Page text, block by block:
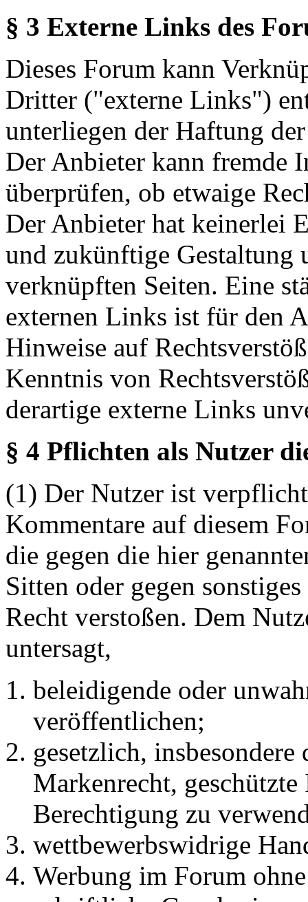
§ 3 Externe Links des
Dieses Forum kann
Dritter ("externe Links")
unterliegen der Haftung
Der Anbieter kann fremde
überprüfen, ob etwaige
Der Anbieter hat keinerlei
und zukünftige Gestaltung
verknüpften Seiten. Eine
externen Links ist für den
Hinweise auf
Kenntnis von
derartige externe Links
§ 4 Pflichten als Nutzer
(1) Der Nutzer ist
Kommentare auf diesem
die gegen die hier
Sitten oder gegen
Recht verstoßen. Dem
untersagt,
beleidigende oder
veröffentlichen;
gesetzlich,
Markenrecht, geschützte
Berechtigung zu
wettbewerbswidrige
Werbung im Forum